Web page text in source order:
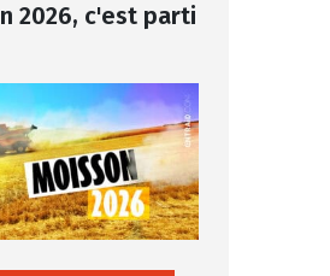
2026, c'est parti